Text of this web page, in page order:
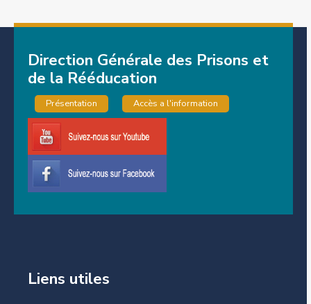
Direction Générale des Prisons et
de la Rééducation
Présentation Accès a l'information
Liens utiles